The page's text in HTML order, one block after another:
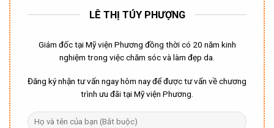
LÊ THỊ TÚY PHƯỢNG
Giám đốc tại Mỹ viện Phương đồng thời có 20 năm kinh
nghiệm trong việc chăm sóc và làm đẹp da.
Đăng ký nhận tư vấn ngay hôm nay để được tư vấn về chương
trình ưu đãi tại Mỹ viện Phương.